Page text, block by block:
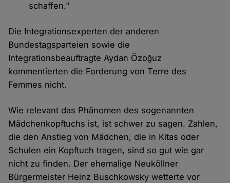
schaffen."
Die Integrationsexperten der anderen
Bundestagsparteien sowie die
Integrationsbeauftragte Aydan Özoğuz
kommentierten die Forderung von Terre des
Femmes nicht.
Wie relevant das Phänomen des sogenannten
Mädchenkopftuchs ist, ist schwer zu sagen. Zahlen,
die den Anstieg von Mädchen, die in Kitas oder
Schulen ein Kopftuch tragen, sind so gut wie gar
nicht zu finden. Der ehemalige Neuköllner
Bürgermeister Heinz Buschkowsky wetterte vor